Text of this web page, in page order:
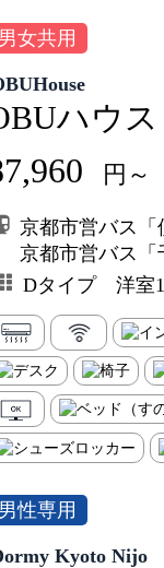
女共用
ハウス
円～
京都市営バス「
京都市営バス「
Dタイプ 洋室
性専用
Kyoto Nijo